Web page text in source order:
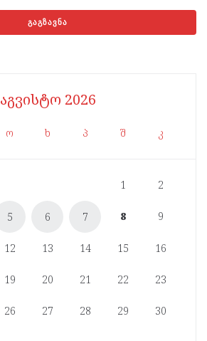
აგვისტო 2026
ო ხ პ შ კ
1 2
5 6 7 8 9
12 13 14 15 16
19 20 21 22 23
26 27 28 29 30